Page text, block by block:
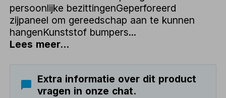
persoonlijke bezittingenGeperforeerd
zijpaneel om gereedschap aan te kunnen
hangenKunststof bumpers...
Lees meer...
Extra informatie over dit product
vragen in onze chat.